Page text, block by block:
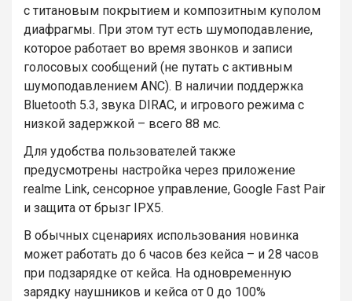
с титановым покрытием и композитным куполом
диафрагмы. При этом тут есть шумоподавление,
которое работает во время звонков и записи
голосовых сообщений (не путать с активным
шумоподавлением ANC). В наличии поддержка
Bluetooth 5.3, звука DIRAC, и игрового режима с
низкой задержкой – всего 88 мс.
Для удобства пользователей также
предусмотрены настройка через приложение
realme Link, сенсорное управление, Google Fast Pair
и защита от брызг IPX5.
В обычных сценариях использования новинка
может работать до 6 часов без кейса – и 28 часов
при подзарядке от кейса. На одновременную
зарядку наушников и кейса от 0 до 100%